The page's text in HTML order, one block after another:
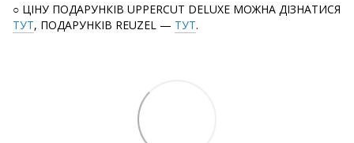
○ ЦІНУ ПОДАРУНКІВ UPPERCUT DELUXE МОЖНА ДІЗНАТИСЯ
ТУТ, ПОДАРУНКІВ REUZEL — ТУТ.